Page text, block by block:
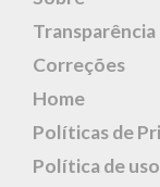
Transparência
Correções
Home
Políticas de
Política de